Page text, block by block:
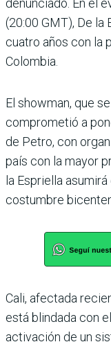
(20:00 GMT), De la
cuatro años con la
Colombia.
El showman, que
comprometió a
de Petro, con
país con la mayor
la Espriella
costumbre
Cali, afectada
está blindada con
activación de un